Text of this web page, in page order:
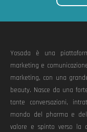
Yosada è una
marketing e
marketing, con una
beauty. Nasce da una
tante conversazioni,
mondo del pharma e
valore e spinto verso la